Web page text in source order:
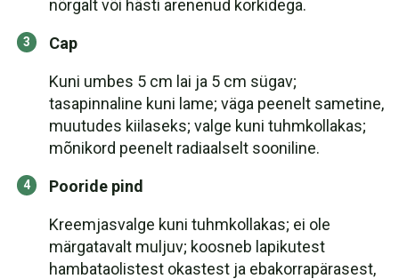
nõrgalt või hästi arenenud korkidega.
Cap
Kuni umbes 5 cm lai ja 5 cm sügav;
tasapinnaline kuni lame; väga peenelt sametine,
muutudes kiilaseks; valge kuni tuhmkollakas;
mõnikord peenelt radiaalselt sooniline.
Pooride pind
Kreemjasvalge kuni tuhmkollakas; ei ole
märgatavalt muljuv; koosneb lapikutest
hambataolistest okastest ja ebakorrapärasest,